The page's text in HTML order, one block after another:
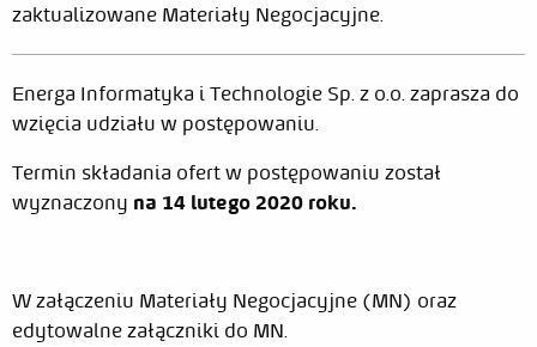
zaktualizowane Materiały Negocjacyjne.
Energa Informatyka i Technologie Sp. z o.o. zaprasza do
wzięcia udziału w postępowaniu.
Termin składania ofert w postępowaniu został
wyznaczony na 14 lutego 2020 roku.
W załączeniu Materiały Negocjacyjne (MN) oraz
edytowalne załączniki do MN.